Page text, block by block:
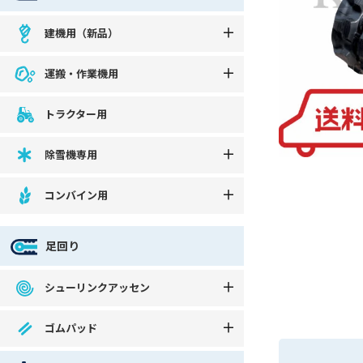
建機用（新品）
運搬・作業機用
トラクター用
除雪機専用
コンバイン用
足回り
シューリンクアッセン
ゴムパッド